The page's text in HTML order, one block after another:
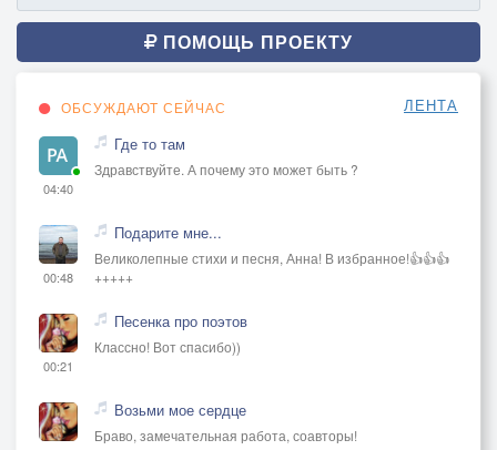
ПОМОЩЬ ПРОЕКТУ
ОБСУЖДАЮТ СЕЙЧАС ЛЕНТА
04:40
Где то там
Здравствуйте. А почему это может быть ?
00:48
Подарите мне...
Великолепные стихи и песня, Анна! В избранное!👍👍👍
+++++
00:21
Песенка про поэтов
Классно! Вот спасибо))
Возьми мое сердце
Браво, замечательная работа, соавторы!